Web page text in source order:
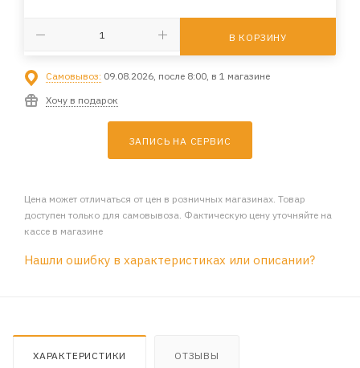
В КОРЗИНУ
Самовывоз: 09.08.2026, после 8:00, в 1 магазине
Хочу в подарок
ЗАПИСЬ НА СЕРВИС
Цена может отличаться от цен в розничных магазинах. Товар
доступен только для самовывоза. Фактическую цену уточняйте на
кассе в магазине
Нашли ошибку в характеристиках или описании?
ХАРАКТЕРИСТИКИ ОТЗЫВЫ